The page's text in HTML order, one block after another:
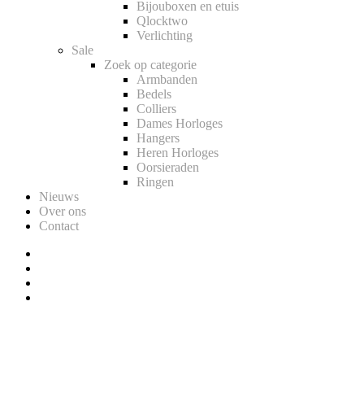
Bijouboxen en etuis
Qlocktwo
Verlichting
Sale
Zoek op categorie
Armbanden
Bedels
Colliers
Dames Horloges
Hangers
Heren Horloges
Oorsieraden
Ringen
Nieuws
Over ons
Contact